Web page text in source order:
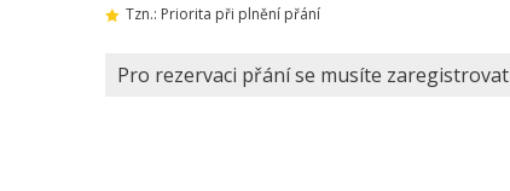
Tzn.: Priorita při plnění přání
Pro rezervaci přání se musíte zaregistrovat